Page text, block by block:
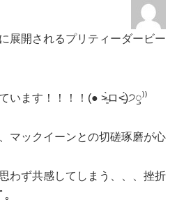
展開されるプリティーダービー
います！！！！(● ˃̶͈̀ロ˂̶͈́)੭ꠥ⁾⁾
マックイーンとの切磋琢磨が心
わず共感してしまう、、、挫折
｡